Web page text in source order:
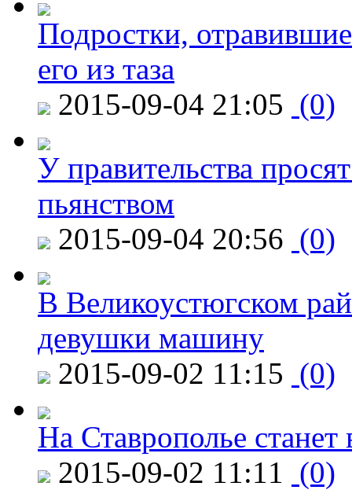
Подростки,
его из таза
2015-09-04 21:05 (0)
У правительства
пьянством
2015-09-04 20:56 (0)
В Великоустюгском
девушки машину
2015-09-02 11:15 (0)
На Ставрополье
2015-09-02 11:11 (0)